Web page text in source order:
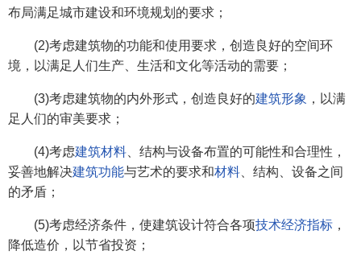
布局满足城市建设和环境规划的要求；
(2)考虑建筑物的功能和使用要求，创造良好的空间环
境，以满足人们生产、生活和文化等活动的需要；
(3)考虑建筑物的内外形式，创造良好的建筑形象 ，以满
足人们的审美要求；
(4)考虑建筑材料 、结构与设备布置的可能性和合理性，
妥善地解决建筑功能与艺术的要求和材料 、结构、设备之间
的矛盾；
(5)考虑经济条件，使建筑设计符合各项技术经济指标 ，
降低造价，以节省投资；